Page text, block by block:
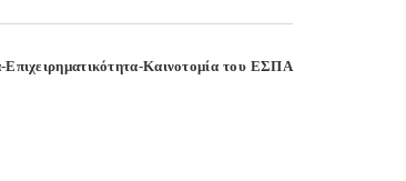
Καινοτομία του ΕΣΠΑ